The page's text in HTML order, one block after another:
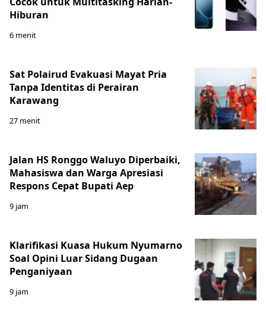
Hiburan
6 menit
Sat Polairud Evakuasi Mayat Pria
Tanpa Identitas di Perairan
Karawang
27 menit
Jalan HS Ronggo Waluyo Diperbaiki,
Mahasiswa dan Warga Apresiasi
Respons Cepat Bupati Aep
9 jam
Klarifikasi Kuasa Hukum Nyumarno
Soal Opini Luar Sidang Dugaan
Penganiyaan
9 jam